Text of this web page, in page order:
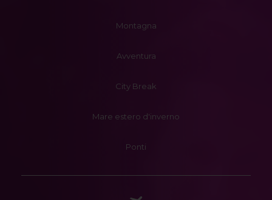
Montagna
Avventura
City Break
Mare estero d'inverno
Ponti